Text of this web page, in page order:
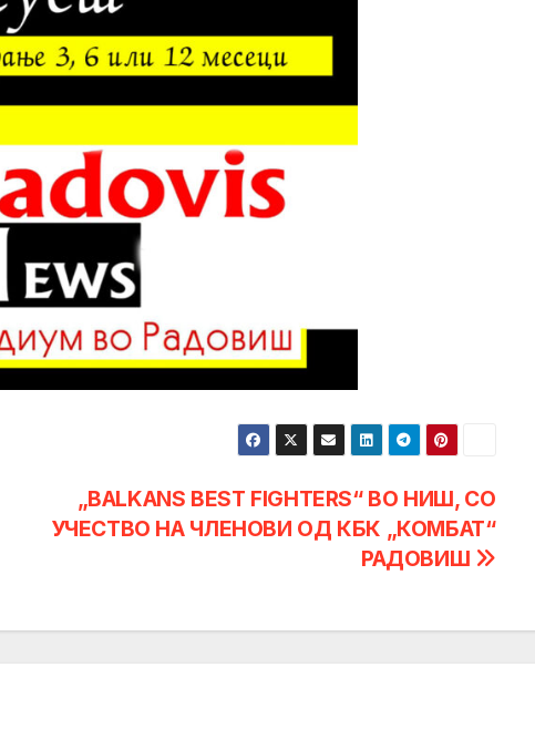
„BALKANS BEST FIGHTERS“ ВО НИШ, СО
УЧЕСТВО НА ЧЛЕНОВИ ОД КБК „КОМБАТ“
РАДОВИШ